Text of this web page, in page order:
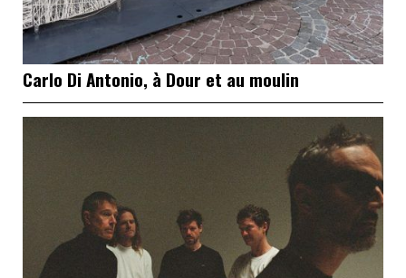
Carlo Di Antonio, à Dour et au moulin